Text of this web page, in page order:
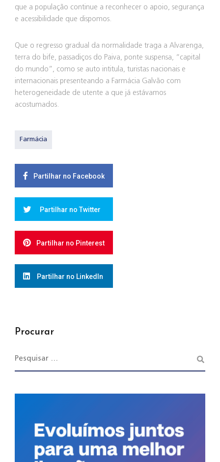
que a população continue a reconhecer o apoio, segurança
e acessibilidade que dispomos.
Que o regresso gradual da normalidade traga a Alvarenga,
terra do bife, passadiços do Paiva, ponte suspensa, “capital
do mundo”, como se auto intitula, turistas nacionais e
internacionais presenteando a Farmácia Galvão com
heterogeneidade de utente a que já estávamos
acostumados.
Farmácia
Partilhar no Facebook
Partilhar no Twitter
Partilhar no Pinterest
Partilhar no LinkedIn
Procurar